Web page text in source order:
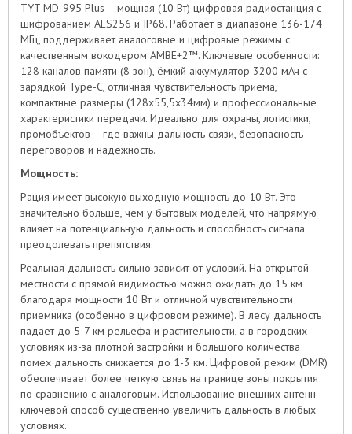
TYT MD-995 Plus – мощная (10 Вт) цифровая радиостанция с
шифрованием AES256 и IP68. Работает в диапазоне 136-174
МГц, поддерживает аналоговые и цифровые режимы с
качественным вокодером AMBE+2™. Ключевые особенности:
128 каналов памяти (8 зон), ёмкий аккумулятор 3200 мАч с
зарядкой Type-C, отличная чувствительность приема,
компактные размеры (128х55,5х34мм) и профессиональные
характеристики передачи. Идеально для охраны, логистики,
промобъектов – где важны дальность связи, безопасность
переговоров и надежность.
Мощность:
Рация имеет высокую выходную мощность до 10 Вт. Это
значительно больше, чем у бытовых моделей, что напрямую
влияет на потенциальную дальность и способность сигнала
преодолевать препятствия.
Реальная дальность сильно зависит от условий. На открытой
местности с прямой видимостью можно ожидать до 15 км
благодаря мощности 10 Вт и отличной чувствительности
приемника (особенно в цифровом режиме). В лесу дальность
падает до 5-7 км рельефа и растительности, а в городских
условиях из-за плотной застройки и большого количества
помех дальность снижается до 1-3 км. Цифровой режим (DMR)
обеспечивает более четкую связь на границе зоны покрытия
по сравнению с аналоговым. Использование внешних антенн —
ключевой способ существенно увеличить дальность в любых
условиях.